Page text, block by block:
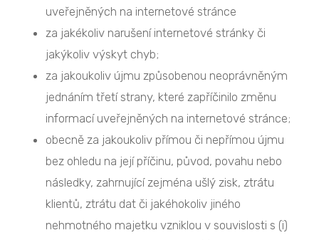
uveřejněných na internetové stránce
za jakékoliv narušení internetové stránky či
jakýkoliv výskyt chyb;
za jakoukoliv újmu způsobenou neoprávněným
jednáním třetí strany, které zapříčinilo změnu
informací uveřejněných na internetové stránce;
obecně za jakoukoliv přímou či nepřímou újmu
bez ohledu na její příčinu, původ, povahu nebo
následky, zahrnující zejména ušlý zisk, ztrátu
klientů, ztrátu dat či jakéhokoliv jiného
nehmotného majetku vzniklou v souvislosti s (i)